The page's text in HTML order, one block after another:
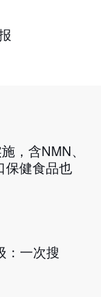
，含NMN、
保健食品也
：一次搜